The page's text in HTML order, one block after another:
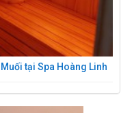
tại Spa Hoàng Linh